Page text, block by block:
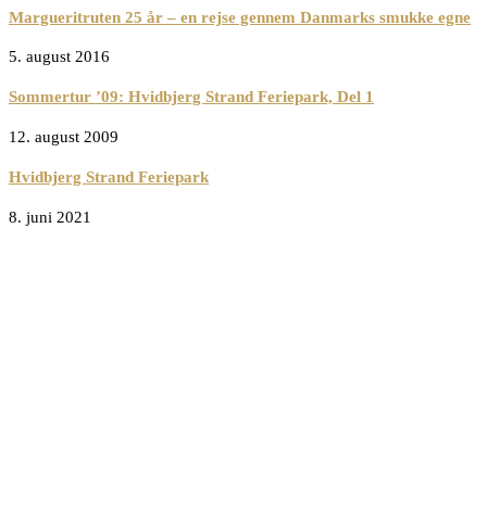
Margueritruten 25 år – en rejse gennem Danmarks smukke egne
5. august 2016
Sommertur ’09: Hvidbjerg Strand Feriepark, Del 1
12. august 2009
Hvidbjerg Strand Feriepark
8. juni 2021